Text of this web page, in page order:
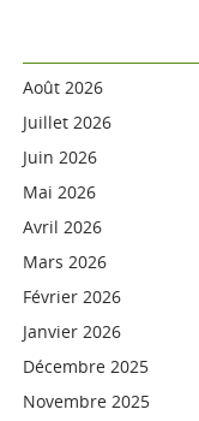
Août 2026
Juillet 2026
Juin 2026
Mai 2026
Avril 2026
Mars 2026
Février 2026
Janvier 2026
Décembre 2025
Novembre 2025